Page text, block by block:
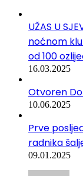
UŽAS U
noćnom
od 100
16.03.2025
Otvoren
10.06.2025
Prve
radnika
09.01.2025